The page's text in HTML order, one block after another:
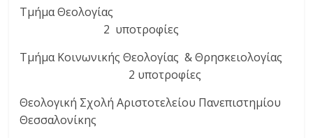
Τμήμα Θεολογίας
2 υποτροφίες
Τμήμα Κοινωνικής Θεολογίας & Θρησκειολογίας
2 υποτροφίες
Θεολογική Σχολή Αριστοτελείου Πανεπιστημίου
Θεσσαλονίκης